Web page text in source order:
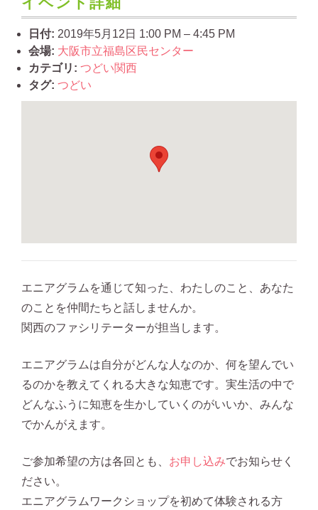
日付: 2019年5月12日 1:00 PM –4:45 PM
会場: 大阪市立福島区民センター
カテゴリ: つどい関西
タグ: つどい
エニアグラムを通じて知った、わたしのこと、あなた
のことを仲間たちと話しませんか。
関西のファシリテーターが担当します。
エニアグラムは自分がどんな人なのか、何を望んでい
るのかを教えてくれる大きな知恵です。実生活の中で
どんなふうに知恵を生かしていくのがいいか、みんな
でかんがえます。
ご参加希望の方は各回とも、 お申し込みでお知らせく
ださい。
エニアグラムワークショップを初めて体験される方